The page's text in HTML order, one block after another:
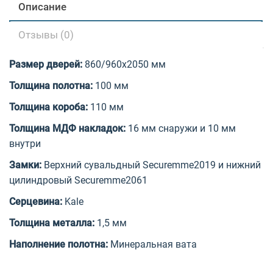
Описание
Отзывы (0)
Размер дверей: 860/960х2050 мм
Толщина полотна: 100 мм
Толщина короба: 110 мм
Толщина МДФ накладок: 16 мм снаружи и 10 мм
внутри
Замки: Верхний сувальдный Securemme2019 и нижний
цилиндровый Securemme2061
Серцевина: Kale
Толщина металла: 1,5 мм
Наполнение полотна: Минеральная вата